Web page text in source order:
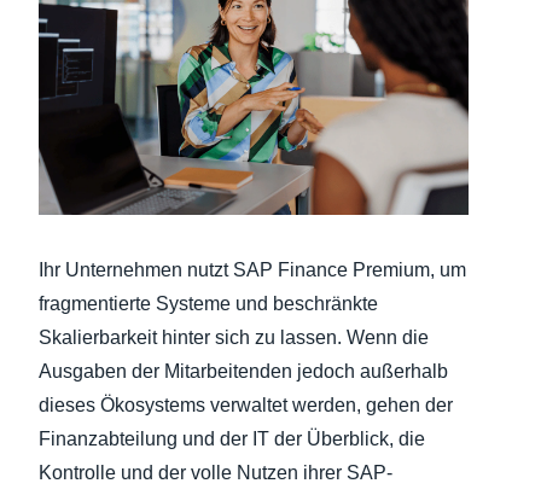
Nederlands (English)
Sweden (English)
Denmark (English)
Finland (English)
Belgium (English)
España (Español)
Norway (English)
Singapore (English)
Ihr Unternehmen nutzt SAP Finance Premium, um
fragmentierte Systeme und beschränkte
Skalierbarkeit hinter sich zu lassen. Wenn die
Ausgaben der Mitarbeitenden jedoch außerhalb
dieses Ökosystems verwaltet werden, gehen der
Finanzabteilung und der IT der Überblick, die
Kontrolle und der volle Nutzen ihrer SAP-